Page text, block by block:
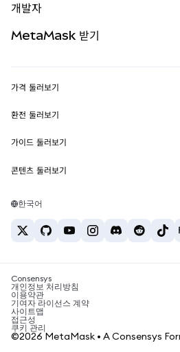
무기한 선물
실물자산
개발자
MetaMask Connect
Snaps
웹3 서비스
MetaMask 받기
보안
고객 지원
채용
가격 둘러보기
이더리움 가격
솔라나 가격
테더 가격
환전 둘러보기
ETH를 USD로 환전
USDT를 INR로 환전
BTC를 INR로 환전
ETH를 USDT로 환전
가이드 둘러보기
ETH 매수
USDT 매수
SHIB 매수
BNB 매수
콘텐츠 둘러보기
솔라나 지갑
암호화폐 세금 뉴스
암호화폐 매수 방법
비트코인 매도 방법
한국어
Consensys
개인정보 처리방침
이용약관
기여자 라이선스 계약
사이트맵
접근성
쿠키 관리
©2026 MetaMask • A Consensys